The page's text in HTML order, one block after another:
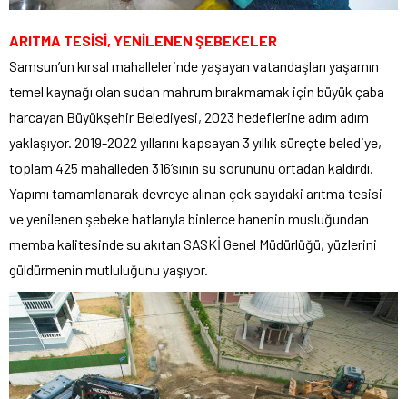
ARITMA TESİSİ, YENİLENEN ŞEBEKELER
Samsun’un kırsal mahallelerinde yaşayan vatandaşları yaşamın
temel kaynağı olan sudan mahrum bırakmamak için büyük çaba
harcayan Büyükşehir Belediyesi, 2023 hedeflerine adım adım
yaklaşıyor. 2019-2022 yıllarını kapsayan 3 yıllık süreçte belediye,
toplam 425 mahalleden 316’sının su sorununu ortadan kaldırdı.
Yapımı tamamlanarak devreye alınan çok sayıdaki arıtma tesisi
ve yenilenen şebeke hatlarıyla binlerce hanenin musluğundan
memba kalitesinde su akıtan SASKİ Genel Müdürlüğü, yüzlerini
güldürmenin mutluluğunu yaşıyor.